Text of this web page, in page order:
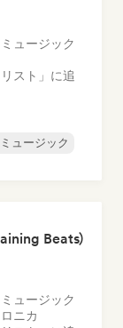
ュージック
スト」に追
ュージック
Beats)
ュージック
ニカ